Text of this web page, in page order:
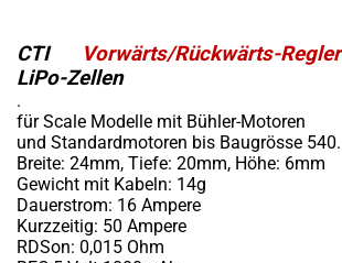
CTI Vorwärts/Rückwärts-Regler
LiPo-Zellen
.
für Scale Modelle mit Bühler-Motoren
und Standardmotoren bis Baugrösse 540.
Breite: 24mm, Tiefe: 20mm, Höhe: 6mm
Gewicht mit Kabeln: 14g
Dauerstrom: 16 Ampere
Kurzzeitig: 50 Ampere
RDSon: 0,015 Ohm